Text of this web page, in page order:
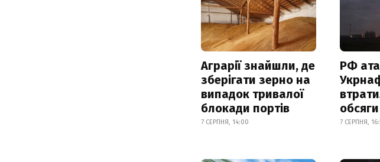
Аграрії знайшли, де
зберігати зерно на
випадок тривалої
блокади портів
7 СЕРПНЯ, 14:00
РФ
7 СЕРПНЯ,